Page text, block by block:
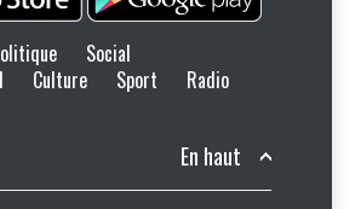
Social
Culture Sport Radio
En haut